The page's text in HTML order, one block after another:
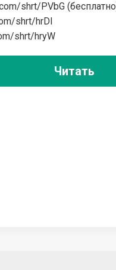
shrt/PVbG
shrt/hrDI
shrt/hryW
Читать